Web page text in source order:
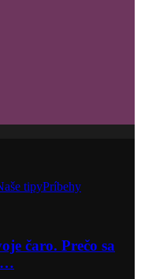
tipyPríbehy
čaro. Prečo sa